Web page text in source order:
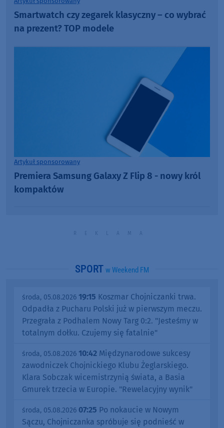
Smartwatch czy zegarek klasyczny – co wybrać
na prezent? TOP modele
Artykuł sponsorowany
Premiera Samsung Galaxy Z Flip 8 - nowy król
kompaktów
SPORT w Weekend FM
środa, 05.08.2026 19:15 Koszmar Chojniczanki trwa.
Odpadła z Pucharu Polski już w pierwszym meczu.
Przegrała z Podhalem Nowy Targ 0:2. "Jesteśmy w
totalnym dołku. Czujemy się fatalnie"
środa, 05.08.2026 10:42 Międzynarodowe sukcesy
zawodniczek Chojnickiego Klubu Żeglarskiego.
Klara Sobczak wicemistrzynią świata, a Basia
Gmurek trzecia w Europie. "Rewelacyjny wynik"
środa, 05.08.2026 07:25 Po nokaucie w Nowym
Sączu, Chojniczanka spróbuje się podnieść w